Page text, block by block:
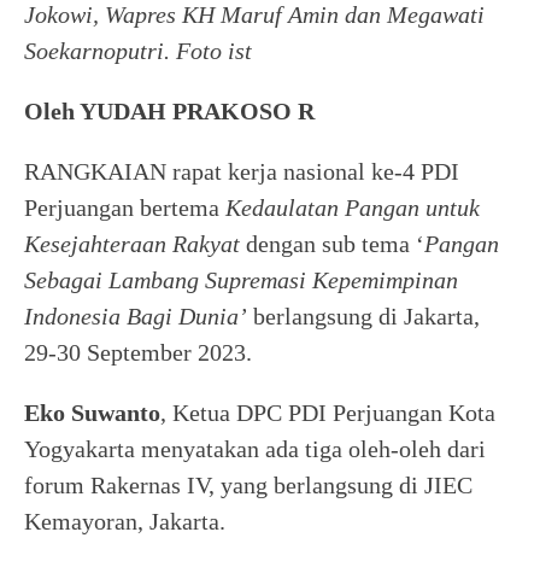
Jokowi, Wapres KH Maruf Amin dan Megawati
Soekarnoputri. Foto ist
Oleh YUDAH PRAKOSO R
RANGKAIAN rapat kerja nasional ke-4 PDI
Perjuangan bertema Kedaulatan Pangan untuk
Kesejahteraan Rakyat dengan sub tema ‘Pangan
Sebagai Lambang Supremasi Kepemimpinan
Indonesia Bagi Dunia’ berlangsung di Jakarta,
29-30 September 2023.
Eko Suwanto, Ketua DPC PDI Perjuangan Kota
Yogyakarta menyatakan ada tiga oleh-oleh dari
forum Rakernas IV, yang berlangsung di JIEC
Kemayoran, Jakarta.